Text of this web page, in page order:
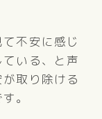
不安に感じ
いる、と声
取り除ける
。